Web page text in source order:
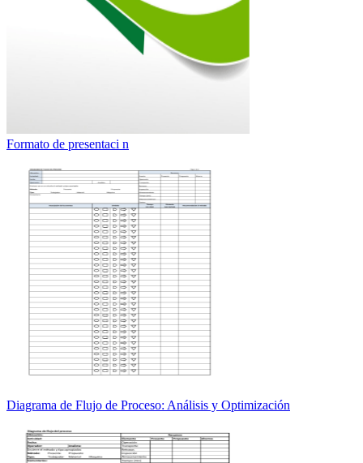
Formato de presentaci n
Diagrama de Flujo de Proceso: Análisis y Optimización